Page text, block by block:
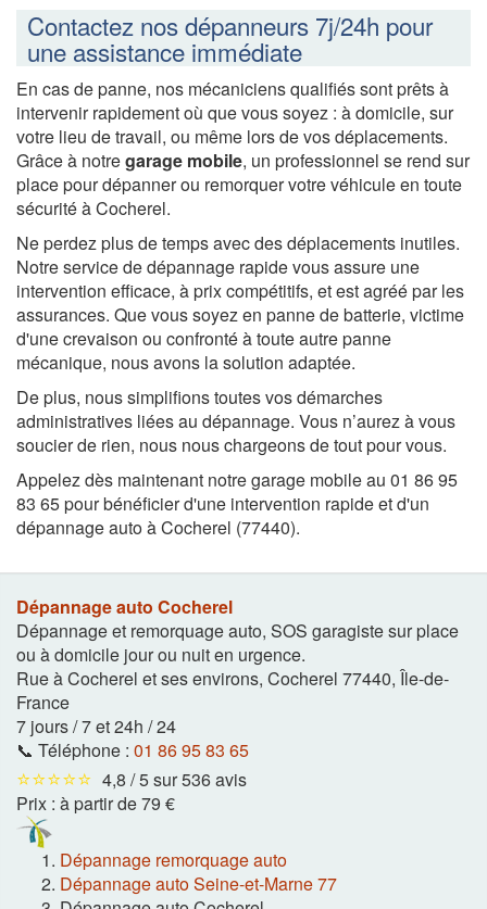
Contactez nos dépanneurs 7j/24h pour
une assistance immédiate
En cas de panne, nos mécaniciens qualifiés sont prêts à
intervenir rapidement où que vous soyez : à domicile, sur
votre lieu de travail, ou même lors de vos déplacements.
Grâce à notregarage mobile, un professionnel se rend sur
place pour dépanner ou remorquer votre véhicule en toute
sécurité à Cocherel.
Ne perdez plus de temps avec des déplacements inutiles.
Notre service de dépannage rapide vous assure une
intervention efficace, à prix compétitifs, et est agréé par les
assurances. Que vous soyez en panne de batterie, victime
d'une crevaison ou confronté à toute autre panne
mécanique, nous avons la solution adaptée.
De plus, nous simplifions toutes vos démarches
administratives liées au dépannage. Vous n’aurez à vous
soucier de rien, nous nous chargeons de tout pour vous.
Appelez dès maintenant notre garage mobile au 01 86 95
83 65 pour bénéficier d'une intervention rapide et d'un
dépannage auto à Cocherel (77440).
Dépannage auto Cocherel
Dépannage et remorquage auto, SOS garagiste sur place
ou à domicile jour ou nuit en urgence.
Rue à Cocherel et ses environs, Cocherel 77440, Île-de-
France
7 jours / 7 et 24h / 24
📞 Téléphone : 01 86 95 83 65
⭐⭐⭐⭐⭐ 4,8 / 5 sur 536 avis
Prix : à partir de 79 €
Dépannage remorquage auto
Dépannage auto Seine-et-Marne 77